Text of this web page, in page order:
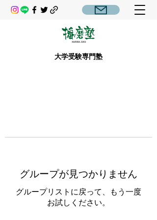
大学受験専門塾
グループが見つかりません
グループリストに戻って、もう一度
お試しください。